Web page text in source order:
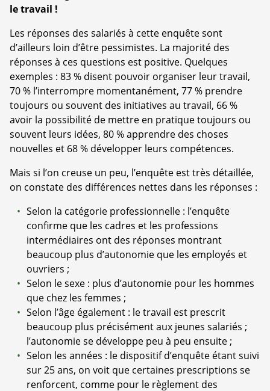
le travail !
Les réponses des salariés à cette enquête sont
d’ailleurs loin d’être pessimistes. La majorité des
réponses à ces questions est positive. Quelques
exemples : 83 % disent pouvoir organiser leur travail,
70 % l’interrompre momentanément, 77 % prendre
toujours ou souvent des initiatives au travail, 66 %
avoir la possibilité de mettre en pratique toujours ou
souvent leurs idées, 80 % apprendre des choses
nouvelles et 68 % développer leurs compétences.
Mais si l’on creuse un peu, l’enquête est très détaillée,
on constate des différences nettes dans les réponses :
Selon la catégorie professionnelle : l’enquête
confirme que les cadres et les professions
intermédiaires ont des réponses montrant
beaucoup plus d’autonomie que les employés et
ouvriers ;
Selon le sexe : plus d’autonomie pour les hommes
que chez les femmes ;
Selon l’âge également : le travail est prescrit
beaucoup plus précisément aux jeunes salariés ;
l’autonomie se développe peu à peu ensuite ;
Selon les années : le dispositif d’enquête étant suivi
sur 25 ans, on voit que certaines prescriptions se
renforcent, comme pour le règlement des